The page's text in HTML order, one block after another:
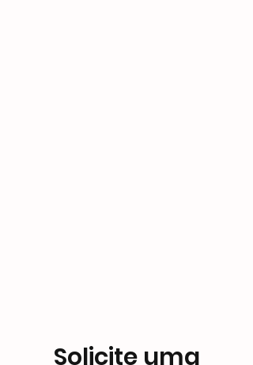
Solicite uma